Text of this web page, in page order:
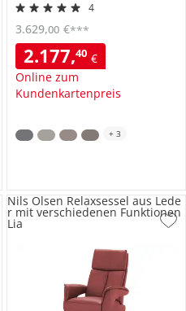
4
2.177,40 €
Online zum
Kundenkartenpreis
3.629,00 €***
+ 3
Nils Olsen Relaxsessel aus Lede
r mit verschiedenen Funktionen
Lia